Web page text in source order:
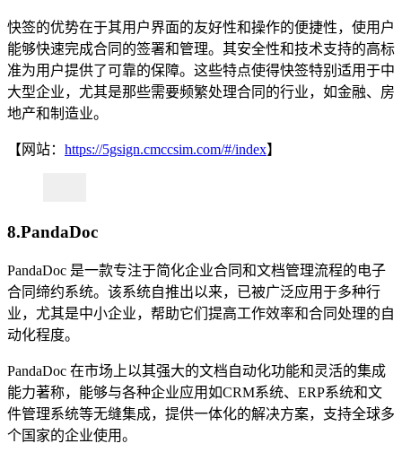
快签的优势在于其用户界面的友好性和操作的便捷性，使用户
能够快速完成合同的签署和管理。其安全性和技术支持的高标
准为用户提供了可靠的保障。这些特点使得快签特别适用于中
大型企业，尤其是那些需要频繁处理合同的行业，如金融、房
地产和制造业。
【网站： https://5gsign.cmccsim.com/#/index】
8.PandaDoc
PandaDoc 是一款专注于简化企业合同和文档管理流程的电子
合同缔约系统。该系统自推出以来，已被广泛应用于多种行
业，尤其是中小企业，帮助它们提高工作效率和合同处理的自
动化程度。
PandaDoc 在市场上以其强大的文档自动化功能和灵活的集成
能力著称，能够与各种企业应用如CRM系统、ERP系统和文
件管理系统等无缝集成，提供一体化的解决方案，支持全球多
个国家的企业使用。